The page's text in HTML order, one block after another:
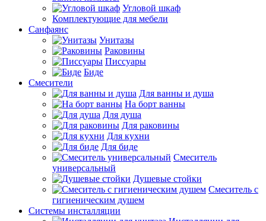
Угловой шкаф
Комплектующие для мебели
Санфаянс
Унитазы
Раковины
Писсуары
Биде
Смесители
Для ванны и душа
На борт ванны
Для душа
Для раковины
Для кухни
Для биде
Смеситель
универсальный
Душевые стойки
Смеситель с
гигиеническим душем
Системы инсталляции